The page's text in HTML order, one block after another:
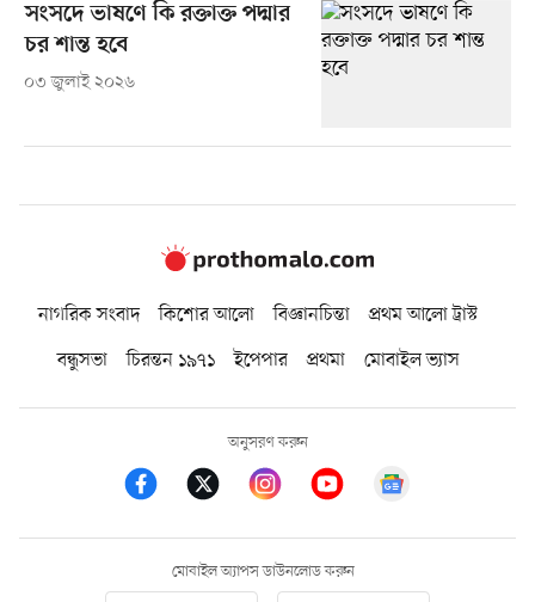
সংসদে ভাষণে কি রক্তাক্ত পদ্মার
চর শান্ত হবে
০৩ জুলাই ২০২৬
নাগরিক সংবাদ কিশোর আলো বিজ্ঞানচিন্তা
প্রথম আলো ট্রাস্ট
বন্ধুসভা
চিরন্তন ১৯৭১ ইপেপার প্রথমা মোবাইল ভ্যাস
অনুসরণ করুন
মোবাইল অ্যাপস ডাউনলোড করুন